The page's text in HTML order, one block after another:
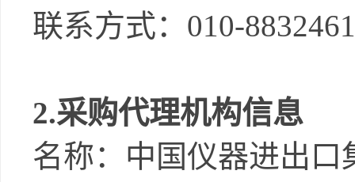
联系方式： 010-
2.采购代理机构信息
名称： 中国仪器进出口